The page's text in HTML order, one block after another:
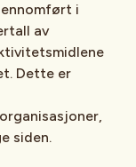
i
av
Dette er
siden.